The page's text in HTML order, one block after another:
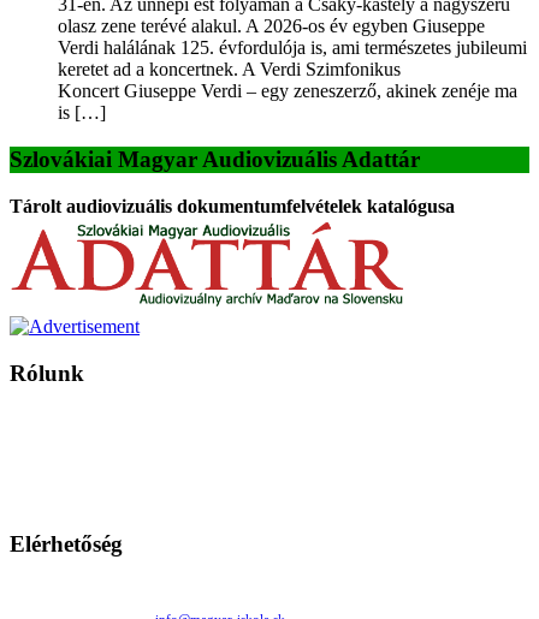
31-én. Az ünnepi est folyamán a Csáky-kastély a nagyszerű
olasz zene terévé alakul. A 2026-os év egyben Giuseppe
Verdi halálának 125. évfordulója is, ami természetes jubileumi
keretet ad a koncertnek. A Verdi Szimfonikus
Koncert Giuseppe Verdi – egy zeneszerző, akinek zenéje ma
is […]
Szlovákiai Magyar Audiovizuális Adattár
Tárolt audiovizuális dokumentumfelvételek katalógusa
Rólunk
Elérhetőség